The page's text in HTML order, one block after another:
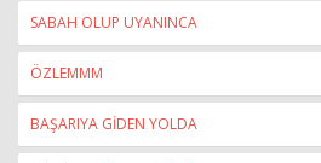
SABAH OLUP UYANINCA
ÖZLEMMM
BAŞARIYA GİDEN YOLDA